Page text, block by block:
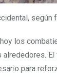
según
los
para